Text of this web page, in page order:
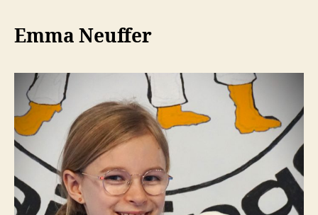
Emma Neuffer